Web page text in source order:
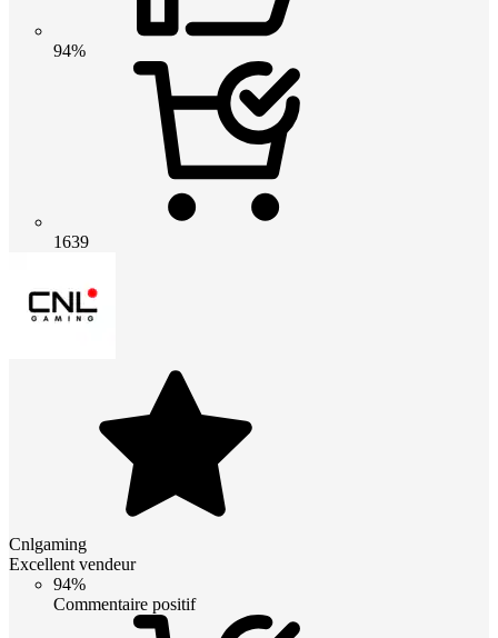
94%
1639
Cnlgaming
Excellent vendeur
94%
Commentaire positif